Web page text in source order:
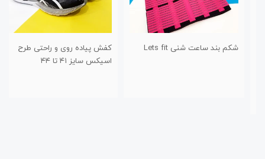
شکم بند ساعت شنی Lets fit
کفش پیاده روی و راحتی طرح
اسیکس سایز ۴۱ تا ۴۴